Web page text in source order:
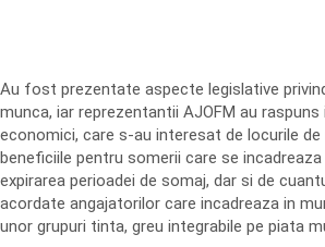
Au fost prezentate aspecte legislative
munca, iar reprezentantii AJOFM au
economici, care s-au interesat de locurile de
beneficiile pentru somerii care se
expirarea perioadei de somaj, dar si de
acordate angajatorilor care incadreaza in
unor grupuri tinta, greu integrabile pe piata